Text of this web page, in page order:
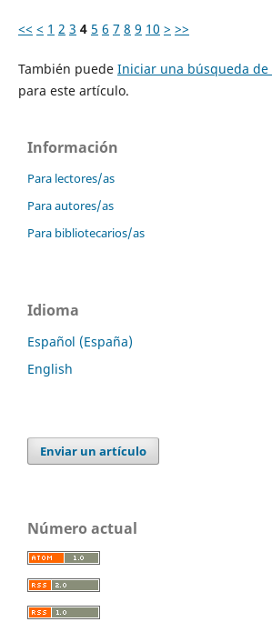
<< < 1 2 3 4 5 6 7 8 9 10 > >>
También puede Iniciar una búsqueda
para este artículo.
Información
Para lectores/as
Para autores/as
Para bibliotecarios/as
Idioma
Español (España)
English
Enviar un artículo
Número actual